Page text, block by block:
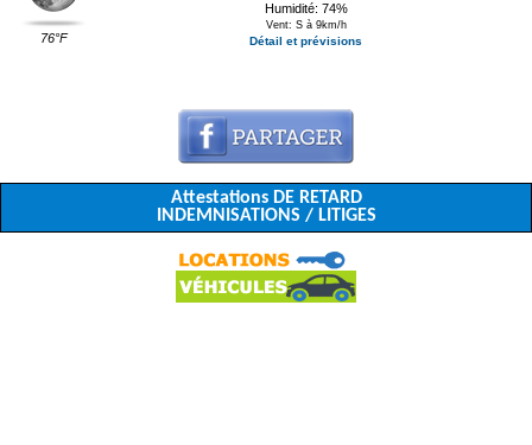
76°F
Humidité: 74%
Vent: S à 9km/h
Détail et prévisions
Attestations DE RETARD
INDEMNISATIONS / LITIGES